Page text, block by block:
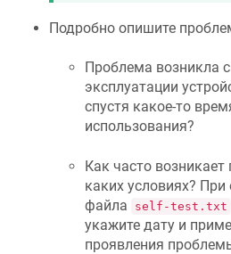
Подробно опишите
Проблема возникла
эксплуатации
спустя какое-то
использования?
Как часто
каких условиях? При
файла
self-test.txt
укажите дату и
проявления